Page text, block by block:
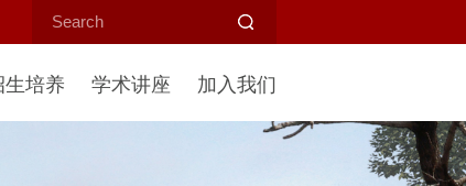
生培养 学术讲座 加入我们